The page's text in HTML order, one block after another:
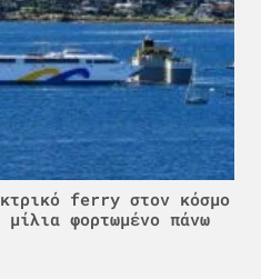
ferry στον κόσμο
μίλια φορτωμένο πάνω